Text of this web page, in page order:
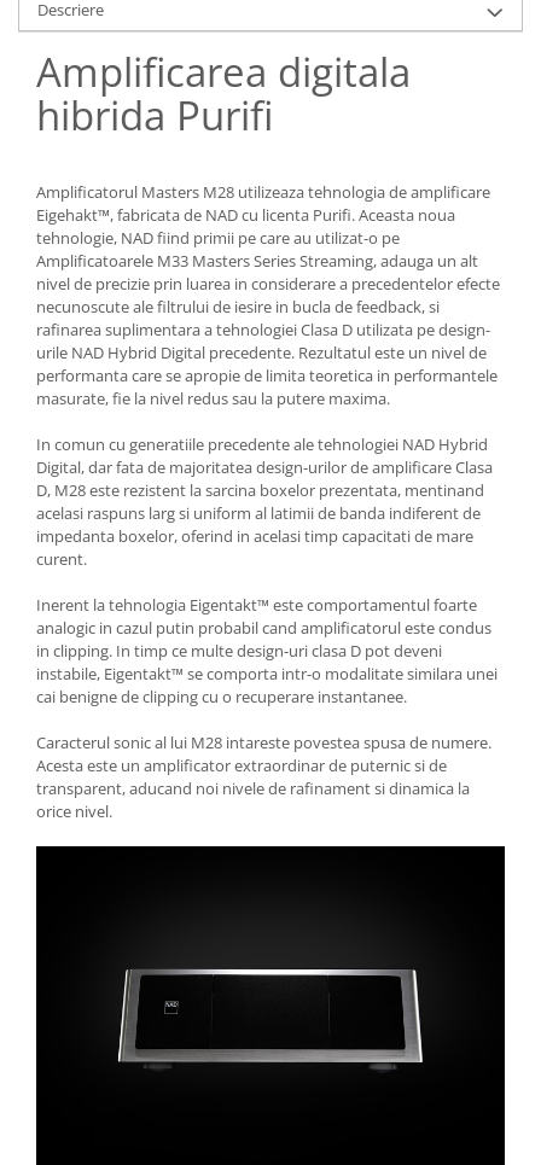
Descriere
Amplificarea digitala
hibrida Purifi
Amplificatorul Masters M28 utilizeaza tehnologia de amplificare
Eigehakt™, fabricata de NAD cu licenta Purifi. Aceasta noua
tehnologie, NAD fiind primii pe care au utilizat-o pe
Amplificatoarele M33 Masters Series Streaming, adauga un alt
nivel de precizie prin luarea in considerare a precedentelor efecte
necunoscute ale filtrului de iesire in bucla de feedback, si
rafinarea suplimentara a tehnologiei Clasa D utilizata pe design-
urile NAD Hybrid Digital precedente. Rezultatul este un nivel de
performanta care se apropie de limita teoretica in performantele
masurate, fie la nivel redus sau la putere maxima.
In comun cu generatiile precedente ale tehnologiei NAD Hybrid
Digital, dar fata de majoritatea design-urilor de amplificare Clasa
D, M28 este rezistent la sarcina boxelor prezentata, mentinand
acelasi raspuns larg si uniform al latimii de banda indiferent de
impedanta boxelor, oferind in acelasi timp capacitati de mare
curent.
Inerent la tehnologia Eigentakt™ este comportamentul foarte
analogic in cazul putin probabil cand amplificatorul este condus
in clipping. In timp ce multe design-uri clasa D pot deveni
instabile, Eigentakt™ se comporta intr-o modalitate similara unei
cai benigne de clipping cu o recuperare instantanee.
Caracterul sonic al lui M28 intareste povestea spusa de numere.
Acesta este un amplificator extraordinar de puternic si de
transparent, aducand noi nivele de rafinament si dinamica la
orice nivel.